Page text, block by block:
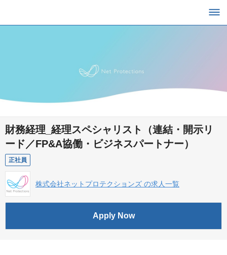
財務経理_経理スペシャリスト（連結・開示リ
ード／FP&A協働・ビジネスパートナー）
正社員
株式会社ネットプロテクションズ の求人一覧
Apply Now